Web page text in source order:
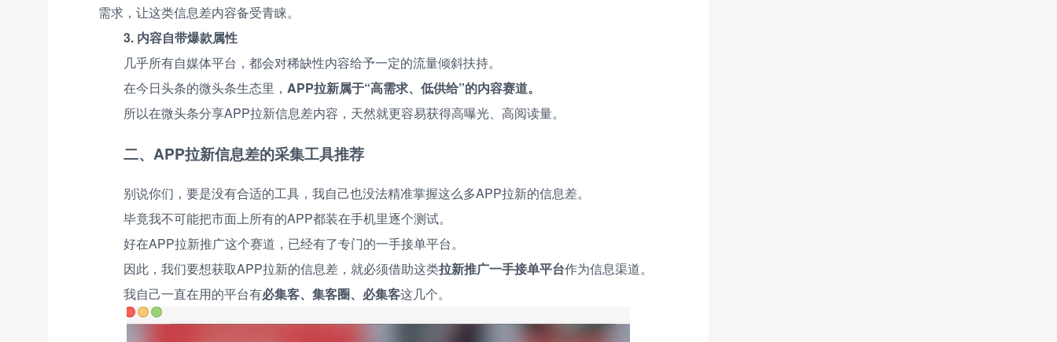
需求，让这类信息差内容备受青睐。
3. 内容自带爆款属性
几乎所有自媒体平台，都会对稀缺性内容给予一定的流量倾斜扶持。
在今日头条的微头条生态里，APP拉新属于“高需求、低供给”的内容赛道。
所以在微头条分享APP拉新信息差内容，天然就更容易获得高曝光、高阅读量。
二、APP拉新信息差的采集工具推荐
别说你们，要是没有合适的工具，我自己也没法精准掌握这么多APP拉新的信息差。
毕竟我不可能把市面上所有的APP都装在手机里逐个测试。
好在APP拉新推广这个赛道，已经有了专门的一手接单平台。
因此，我们要想获取APP拉新的信息差，就必须借助这类拉新推广一手接单平台作为信息渠道。
我自己一直在用的平台有必集客、集客圈、必集客这几个。